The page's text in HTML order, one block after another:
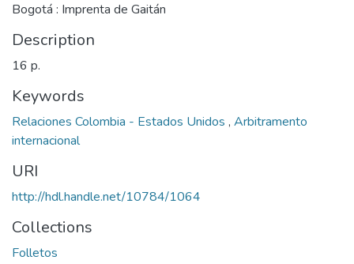
Bogotá : Imprenta de Gaitán
Description
16 p.
Keywords
Relaciones Colombia - Estados Unidos , Arbitramento
internacional
URI
http://hdl.handle.net/10784/1064
Collections
Folletos